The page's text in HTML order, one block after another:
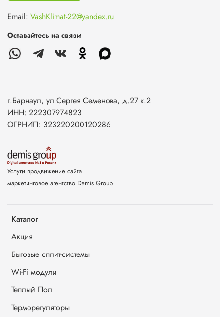
Каталог
Акция
Бытовые сплит-системы
Wi-Fi модули
Теплый Пол
Терморегуляторы
Email: VashKlimat-22@yandex.ru
Оставайтесь на связи
г.Барнаул, ул.Сергея Семенова, д.27 к.2
ИНН: 222307974823
ОГРНИП: 323220200120286
Услуги продвижение сайта
маркетинговое агентство Demis Group